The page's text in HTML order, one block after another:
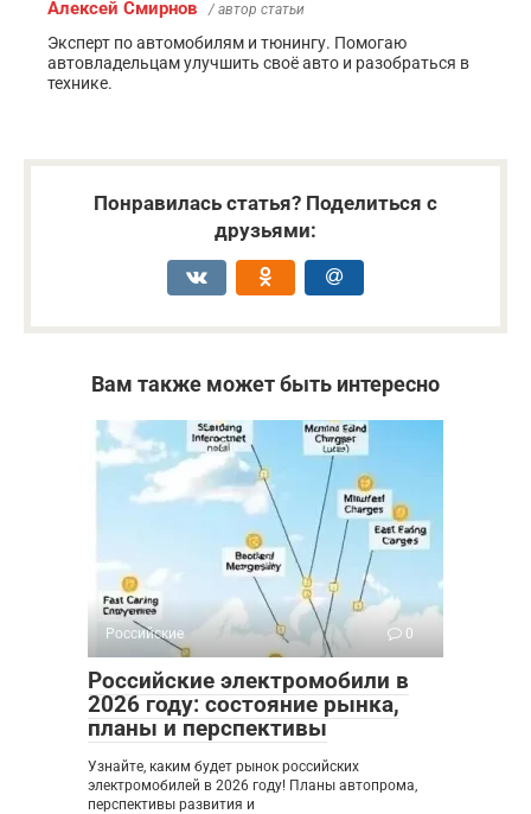
Алексей Смирнов / автор статьи
Эксперт по автомобилям и тюнингу. Помогаю
автовладельцам улучшить своё авто и разобраться в
технике.
Понравилась статья? Поделиться с
друзьями:
Вам также может быть интересно
Российские 0
Российские электромобили в
2026 году: состояние рынка,
планы и перспективы
Узнайте, каким будет рынок российских
электромобилей в 2026 году! Планы автопрома,
перспективы развития и